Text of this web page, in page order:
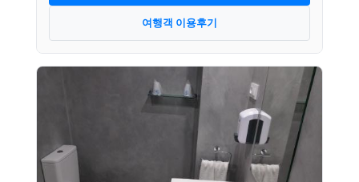
여행객 이용후기